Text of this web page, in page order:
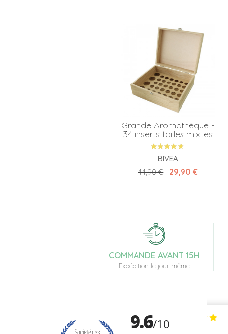
Grande Aromathèque -
34 inserts tailles mixtes
BIVEA
Prix de base
44,90 € Prix
29,90 €
COMMANDE AVANT 15H
Expédition le jour même